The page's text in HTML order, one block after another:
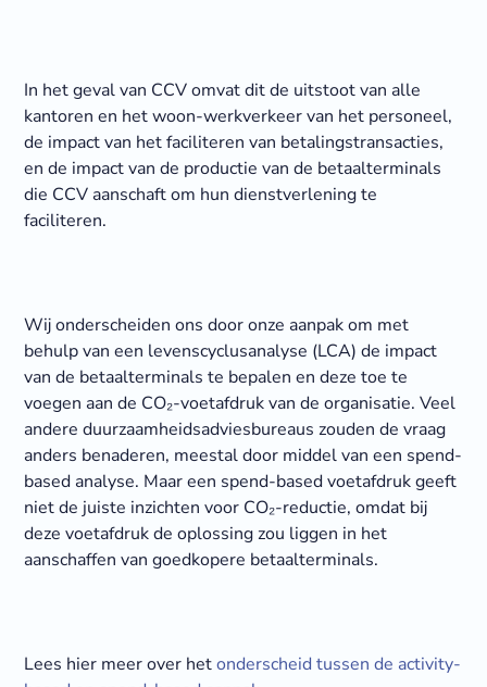
In het geval van CCV omvat dit de uitstoot van alle
kantoren en het woon-werkverkeer van het personeel,
de impact van het faciliteren van betalingstransacties,
en de impact van de productie van de betaalterminals
die CCV aanschaft om hun dienstverlening te
faciliteren.
Wij onderscheiden ons door onze aanpak om met
behulp van een levenscyclusanalyse (LCA) de impact
van de betaalterminals te bepalen en deze toe te
voegen aan de CO₂-voetafdruk van de organisatie. Veel
andere duurzaamheidsadviesbureaus zouden de vraag
anders benaderen, meestal door middel van een spend-
based analyse. Maar een spend-based voetafdruk geeft
niet de juiste inzichten voor CO₂-reductie, omdat bij
deze voetafdruk de oplossing zou liggen in het
aanschaffen van goedkopere betaalterminals.
Lees hier meer over hetonderscheid tussen de activity-